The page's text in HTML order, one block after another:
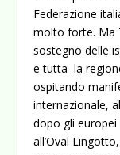
Federazione
molto forte. Ma
sostegno delle
e tutta la
ospitando
internazionale,
dopo gli
all’Oval